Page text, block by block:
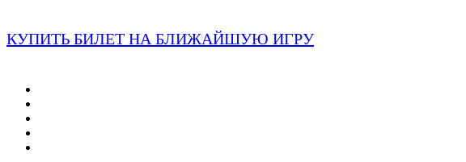
КУПИТЬ БИЛЕТ НА БЛИЖАЙШУЮ ИГРУ